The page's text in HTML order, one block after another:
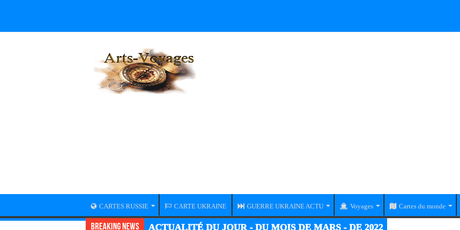
CARTES RUSSIE CARTE UKRAINE GUERRE UKRAINE ACTU Voyages Cartes du monde
Breaking News ACTUALITÉ GUERRE UKRAINE-RUSSIE